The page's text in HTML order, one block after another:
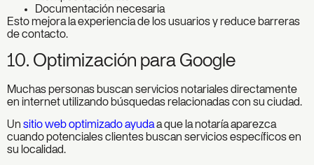
Documentación necesaria
Esto mejora la experiencia de los usuarios y reduce barreras
de contacto.
10. Optimización para Google
Muchas personas buscan servicios notariales directamente
en internet utilizando búsquedas relacionadas con su ciudad.
Un sitio web optimizado ayudaa que la notaría aparezca
cuando potenciales clientes buscan servicios específicos en
su localidad.